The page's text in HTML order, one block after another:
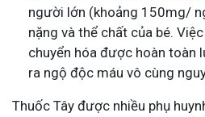
người lớn (khoảng 150mg/
nặng và thể chất của bé.
chuyển hóa được hoàn toàn
ra ngộ độc máu vô cùng
Thuốc Tây được nhiều phụ